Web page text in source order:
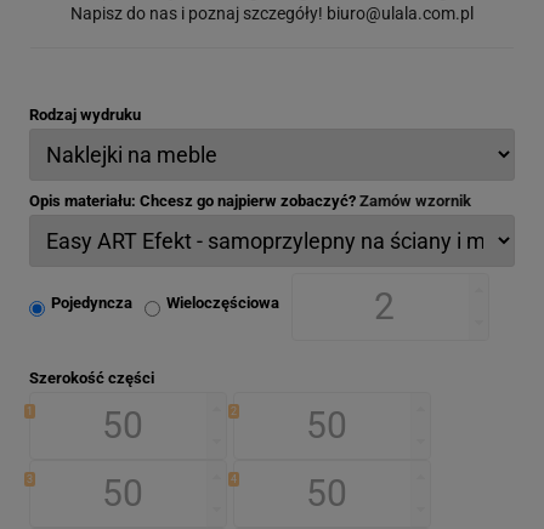
Napisz do nas i poznaj szczegóły! biuro@ulala.com.pl
Rodzaj wydruku
Opis materiału: Chcesz go najpierw zobaczyć? Zamów wzornik
Pojedyncza Wieloczęściowa
Szerokość części
1 2
3 4